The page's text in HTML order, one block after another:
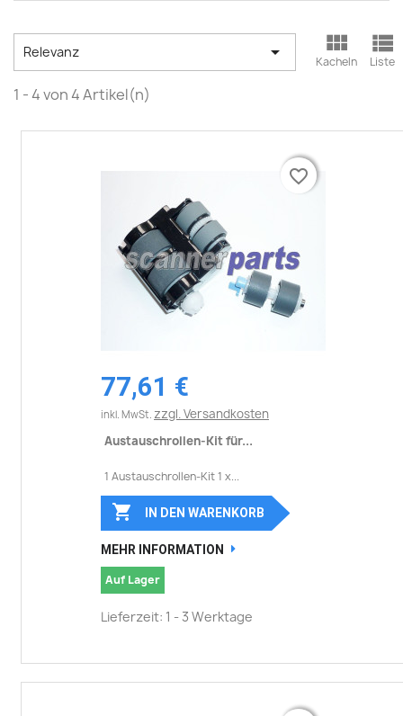
Relevanz  
Kacheln

Liste
1 - 4 von 4 Artikel(n)
77,61 €
inkl. MwSt. zzgl. Versandkosten
Austauschrollen-Kit für...
1 Austauschrollen-Kit 1 x...
favorite_border
 IN DEN WARENKORB
MEHR INFORMATION
Auf Lager
Lieferzeit: 1 - 3 Werktage
favorite_border